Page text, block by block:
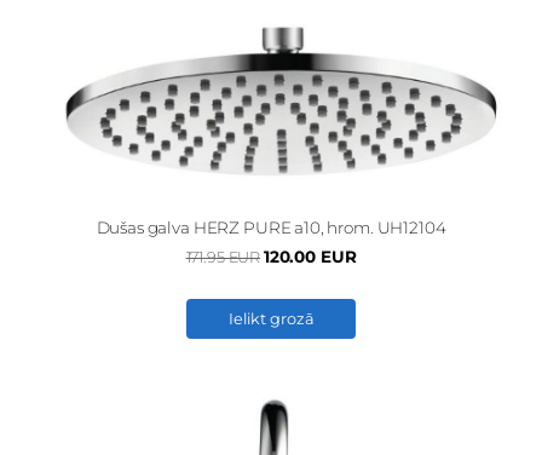
Dušas galva HERZ PURE a10, hrom. UH12104
171.95 EUR 120.00 EUR
Ielikt grozā